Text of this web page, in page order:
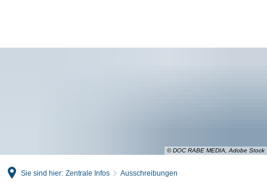
© DOC RABE MEDIA, Adobe Stock
Sie sind hier: Zentrale Infos Ausschreibungen